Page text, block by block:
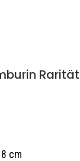
Rarität
cm